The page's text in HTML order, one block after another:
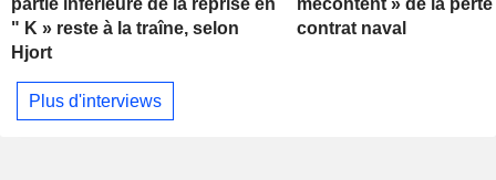
partie inférieure de la reprise en
" K » reste à la traîne, selon
Hjort
mécontent » de la
contrat naval
Plus d'interviews